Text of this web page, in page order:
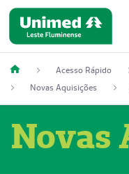
Acesso Rápido
Novas Aquisições
Novas